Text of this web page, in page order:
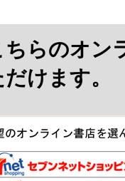
ちらのオン
けます。